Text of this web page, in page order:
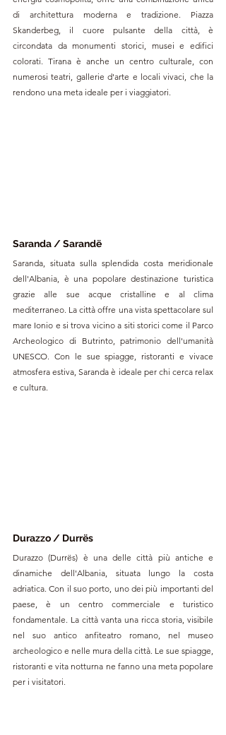
di architettura moderna e tradizione. Piazza
Skanderbeg, il cuore pulsante della città, è
circondata da monumenti storici, musei e edifici
colorati. Tirana è anche un centro culturale, con
numerosi teatri, gallerie d'arte e locali vivaci, che la
rendono una meta ideale per i viaggiatori.
Saranda / Sarandë
Saranda, situata sulla splendida costa meridionale
dell'Albania, è una popolare destinazione turistica
grazie alle sue acque cristalline e al clima
mediterraneo. La città offre una vista spettacolare sul
mare Ionio e si trova vicino a siti storici come il Parco
Archeologico di Butrinto, patrimonio dell'umanità
UNESCO. Con le sue spiagge, ristoranti e vivace
atmosfera estiva, Saranda è ideale per chi cerca relax
e cultura.
Durazzo / Durrës
Durazzo (Durrës) è una delle città più antiche e
dinamiche dell'Albania, situata lungo la costa
adriatica. Con il suo porto, uno dei più importanti del
paese, è un centro commerciale e turistico
fondamentale. La città vanta una ricca storia, visibile
nel suo antico anfiteatro romano, nel museo
archeologico e nelle mura della città. Le sue spiagge,
ristoranti e vita notturna ne fanno una meta popolare
per i visitatori.